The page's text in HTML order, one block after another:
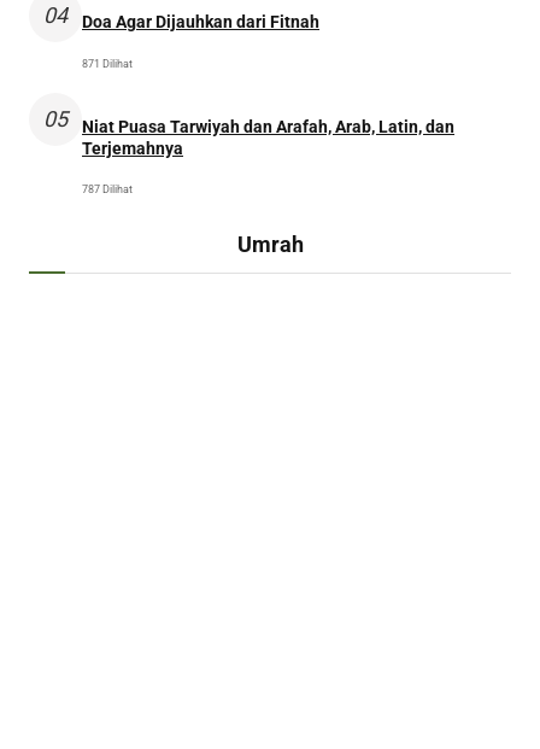
04 Doa Agar Dijauhkan dari Fitnah
871 Dilihat
05
Niat Puasa Tarwiyah dan Arafah, Arab, Latin, dan
Terjemahnya
787 Dilihat
Umrah